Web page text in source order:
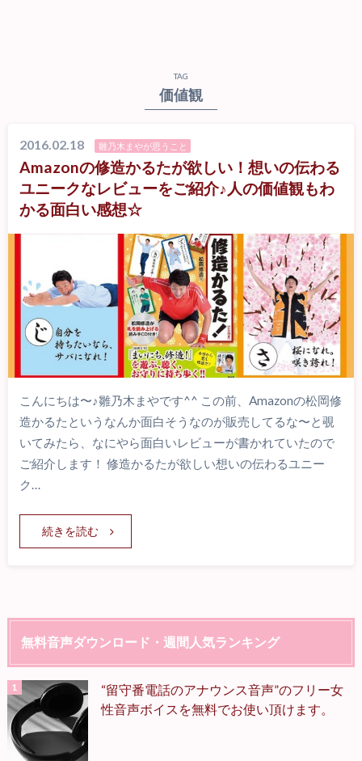
TAG
価値観
2016.02.18 雛乃木まやが思うこと
Amazonの修造かるたが欲しい！想いの伝わる
ユニークなレビューをご紹介♪人の価値観もわ
かる面白い感想☆
こんにちは〜♪雛乃木まやです^^ この前、Amazonの松岡修
造かるたというなんか面白そうなのが販売してるな〜と覗
いてみたら、なにやら面白いレビューが書かれていたので
ご紹介します！ 修造かるたが欲しい想いの伝わるユニー
ク…
続きを読む
無料音声ダウンロード・週間人気ランキング
“留守番電話のアナウンス音声”のフリー女
性音声ボイスを無料でお使い頂けます。